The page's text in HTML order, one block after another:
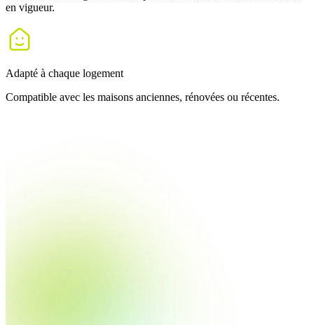
en vigueur.
Adapté à chaque logement
Compatible avec les maisons anciennes, rénovées ou récentes.